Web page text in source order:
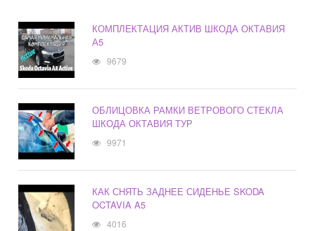
КОМПЛЕКТАЦИЯ АКТИВ ШКОДА ОКТАВИЯ
А5
9679
ОБЛИЦОВКА РАМКИ ВЕТРОВОГО СТЕКЛА
ШКОДА ОКТАВИЯ ТУР
9971
КАК СНЯТЬ ЗАДНЕЕ СИДЕНЬЕ SKODA
OCTAVIA A5
4016